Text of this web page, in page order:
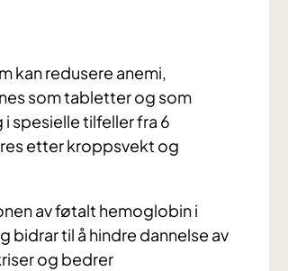
kan redusere anemi,
som tabletter og som
spesielle tilfeller fra 6
etter kroppsvekt og
av føtalt hemoglobin i
til å hindre dannelse av
og bedrer